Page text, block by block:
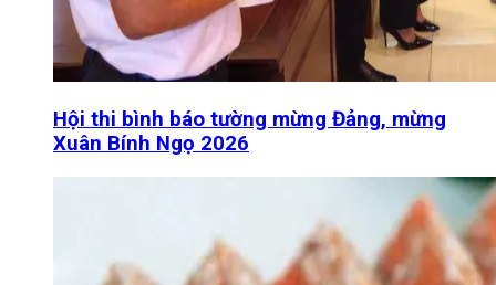
Hội thi bình báo tường mừng Đảng, mừng
Xuân Bính Ngọ 2026